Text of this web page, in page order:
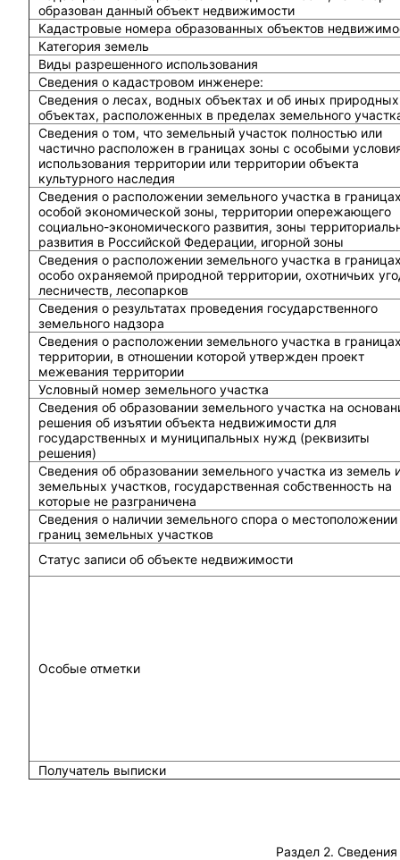
образован данный объект недвижимости
Кадастровые номера образованных объектов
Категория земель
Виды разрешенного использования
Сведения о кадастровом инженере:
Cведения о лесах, водных объектах и об иных природных
объектах, расположенных в пределах земельного
Сведения о том, что земельный участок полностью или
частично расположен в границах зоны с особыми
использования территории или территории объекта
культурного наследия
Сведения о расположении земельного участка в
особой экономической зоны, территории опережающего
социально-экономического развития, зоны
развития в Российской Федерации, игорной зоны
Сведения о расположении земельного участка в
особо охраняемой природной территории, охотничьих
лесничеств, лесопарков
Сведения о результатах проведения государственного
земельного надзора
Сведения о расположении земельного участка в
территории, в отношении которой утвержден проект
межевания территории
Условный номер земельного участка
Сведения об образовании земельного участка на
решения об изъятии объекта недвижимости для
государственных и муниципальных нужд (реквизиты
решения)
Сведения об образовании земельного участка из земель
земельных участков, государственная собственность на
которые не разграничена
Сведения о наличии земельного спора о местоположении
границ земельных участков
Статус записи об объекте недвижимости
Особые отметки
Получатель выписки
Раздел 2.